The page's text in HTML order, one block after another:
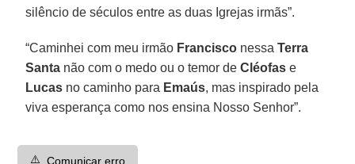
silêncio de séculos entre as duas Igrejas irmãs”.
“Caminhei com meu irmão Francisco nessaTerra
Santa não com o medo ou o temor deCléofas e
Lucas no caminho para Emaús, mas inspirado pela
viva esperança como nos ensina Nosso Senhor”.
⚠️ Comunicar erro